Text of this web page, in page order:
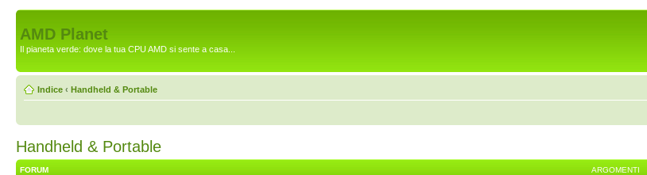
AMD Planet
Il pianeta verde: dove la tua CPU AMD si sente a casa...
Indice ‹ Handheld & Portable
Handheld & Portable
FORUM ARGOMENTI